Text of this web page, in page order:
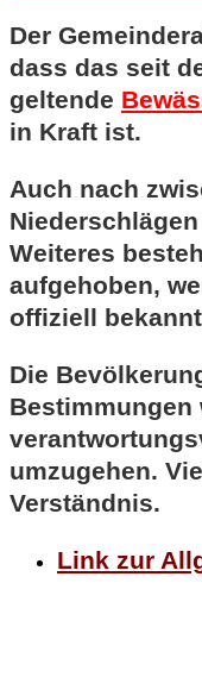
Der
dass das seit
geltende
in Kraft ist.
Auch nach
Weiteres
aufgehoben,
offiziell
Die
Bestimmungen
umzugehen.
Verständnis.
Link zur